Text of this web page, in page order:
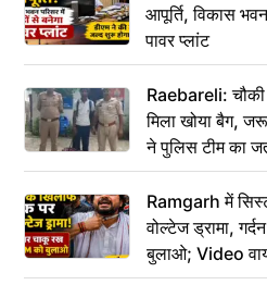
आपूर्ति, विकास
पावर प्लांट
Raebareli: चौकी
मिला खोया बैग,
ने पुलिस टीम का
Ramgarh में
वोल्टेज ड्रामा,
बुलाओ; Video